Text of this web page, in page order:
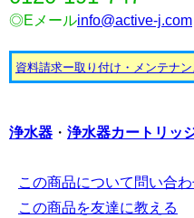
◎Eメールinfo@active-j.com
資料請求ー取り付け・メンテナ
浄水器 ・ 浄水器カートリッ
この商品について問い合わ
この商品を友達に教える